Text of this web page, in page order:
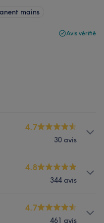
mains
Avis vérifié
4.7
30 avis
4.8
344 avis
4.7
461 avis